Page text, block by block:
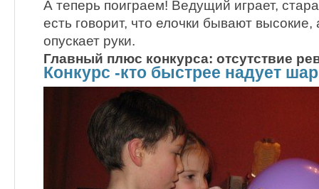
А теперь поиграем! Ведущий играет,
есть говорит, что елочки бывают
опускает руки.
Главный плюс конкурса: отсутствие
Конкурс -кто быстрее надует